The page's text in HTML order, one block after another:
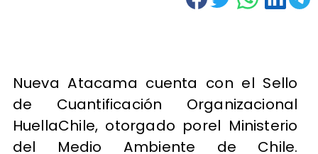
Nueva Atacama cuenta con el Sello
de Cuantificación Organizacional
HuellaChile, otorgado porel Ministerio
del Medio Ambiente de Chile.